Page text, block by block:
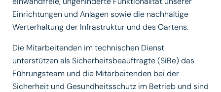
Einrichtungen und Anlagen sowie die nachhaltige
Werterhaltung der Infrastruktur und des Gartens.
Die Mitarbeitenden im technischen Dienst
unterstützen als Sicherheitsbeauftragte (SiBe) das
Führungsteam und die Mitarbeitenden bei der
Sicherheit und Gesundheitsschutz im Betrieb und sind